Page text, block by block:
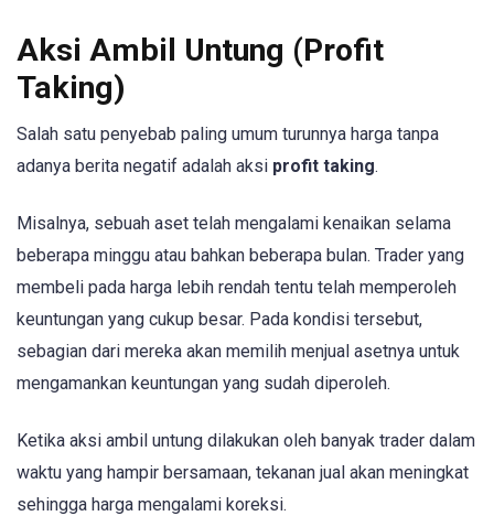
Aksi Ambil Untung (Profit
Taking)
Salah satu penyebab paling umum turunnya harga tanpa
adanya berita negatif adalah aksi profit taking.
Misalnya, sebuah aset telah mengalami kenaikan selama
beberapa minggu atau bahkan beberapa bulan. Trader yang
membeli pada harga lebih rendah tentu telah memperoleh
keuntungan yang cukup besar. Pada kondisi tersebut,
sebagian dari mereka akan memilih menjual asetnya untuk
mengamankan keuntungan yang sudah diperoleh.
Ketika aksi ambil untung dilakukan oleh banyak trader dalam
waktu yang hampir bersamaan, tekanan jual akan meningkat
sehingga harga mengalami koreksi.